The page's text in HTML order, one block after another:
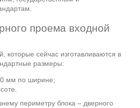
проема входной
которые сейчас изготавливаются в
размеры:
мм по ширине;
периметру блока – дверного